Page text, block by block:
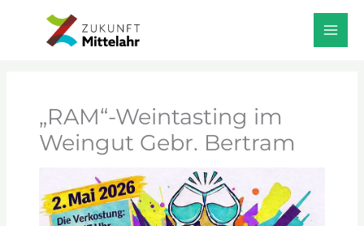
Veranstaltungen
„RAM“-Weintasting im Weingut Gebr. Bertram
„RAM“-Weintasting im
Weingut Gebr. Bertram